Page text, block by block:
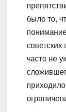
было то,
советских
часто не